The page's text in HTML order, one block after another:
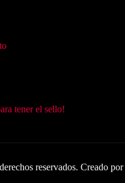
tener el sello!
reservados. Creado por